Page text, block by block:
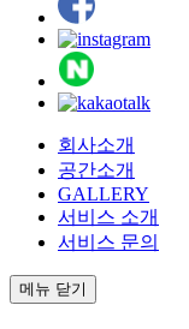
회사소개
공간소개
GALLERY
서비스 소개
서비스 문의
메뉴 닫기